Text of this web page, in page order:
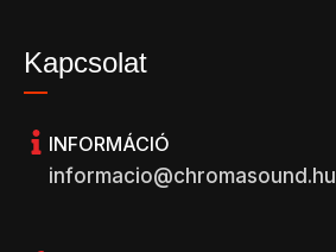
Kapcsolat
INFORMÁCIÓ
informacio@chromasound.hu